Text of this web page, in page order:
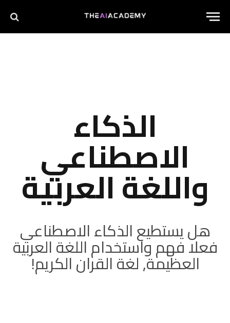
الذكاء
الاصطناعي
واللغة العربية
هل يستطيع الذكاء الاصطناعي
فعلا فهم واستخدام اللغة العربية
العظيمة, لغة القران الكريم!